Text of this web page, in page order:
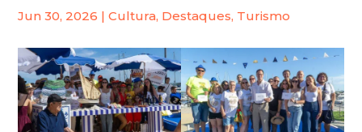
Jun 30, 2026 |Cultura, Destaques, Turismo